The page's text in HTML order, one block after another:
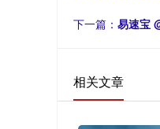
下一篇： 易速宝
相关文章